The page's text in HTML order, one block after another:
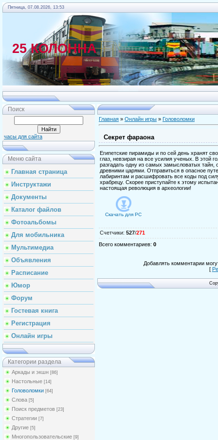
Пятница, 07.08.2026, 13:53
25 КОЛОННА
Поиск
часы для сайта
Меню сайта
Главная страница
Инструктажи
Документы
Каталог файлов
Фотоальбомы
Для мобильника
Мультимедиа
Объявления
Расписание
Юмор
Форум
Гостевая книга
Регистрация
Онлайн игры
Категории раздела
Аркады и экшн [86]
Настольные [14]
Головоломки [64]
Слова [5]
Поиск предметов [23]
Стратегии [7]
Другие [5]
Многопользовательские [9]
Главная » Онлайн игры » Головоломки
Секрет фараона
Египетские пирамиды и по сей день хранят
глаз, невзирая на все усилия ученых. В этой
разгадать одну из самых замысловатых тайн,
древними царями. Отправиться в опасное
лабиринтам и расшифровать все коды под
храбрецу. Скорее приступайте к этому
настоящая революция в археологии!
Скачать для PC
Счетчики: 527/271
Всего комментариев: 0
Добавлять комментарии
[